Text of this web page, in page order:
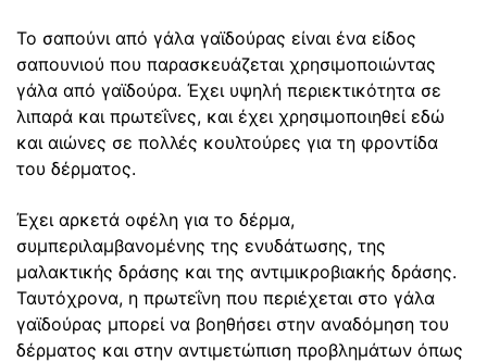
Το σαπούνι από γάλα γαϊδούρας είναι ένα είδος
σαπουνιού που παρασκευάζεται χρησιμοποιώντας
γάλα από γαϊδούρα. Έχει υψηλή περιεκτικότητα σε
λιπαρά και πρωτεΐνες, και έχει χρησιμοποιηθεί εδώ
και αιώνες σε πολλές κουλτούρες για τη φροντίδα
του δέρματος.
Έχει αρκετά οφέλη για το δέρμα,
συμπεριλαμβανομένης της ενυδάτωσης, της
μαλακτικής δράσης και της αντιμικροβιακής δράσης.
Ταυτόχρονα, η πρωτεΐνη που περιέχεται στο γάλα
γαϊδούρας μπορεί να βοηθήσει στην αναδόμηση του
δέρματος και στην αντιμετώπιση προβλημάτων όπως